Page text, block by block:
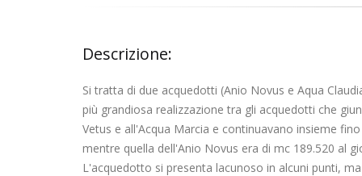
Descrizione:
Si tratta di due acquedotti (Anio Novus e Aqua
più grandiosa realizzazione tra gli acquedotti che
Vetus e all'Acqua Marcia e continuavano insieme
mentre quella dell'Anio Novus era di mc 189.520 al
L'acquedotto si presenta lacunoso in alcuni punti,